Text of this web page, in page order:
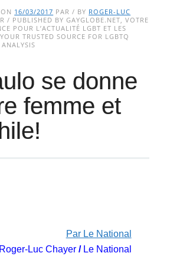
16/03/2017 PAR / BY ROGER-LUC
/ PUBLISHED BY GAYGLOBE.NET, VOTRE
POUR L’ACTUALITÉ LGBT ET LES
TRUSTED SOURCE FOR LGBTQ
se donne
femme et
Par Le National
Luc Chayer/Le National